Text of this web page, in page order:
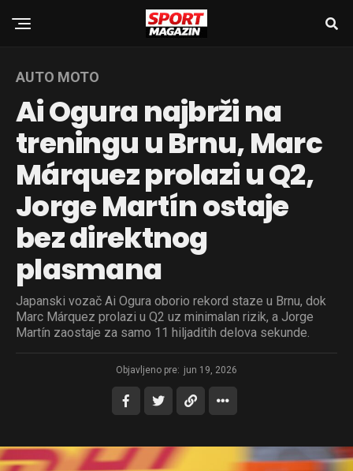
AUTO MOTO
Ai Ogura najbrži na
treningu u Brnu, Marc
Márquez prolazi u Q2,
Jorge Martín ostaje
bez direktnog
plasmana
Japanski vozač Ai Ogura oborio rekord staze u Brnu, dok
Marc Márquez prolazi u Q2 uz minimalan rizik, a Jorge
Martín zaostaje za samo 11 hiljaditih delova sekunde.
Objavljeno pre: jun 19, 2026